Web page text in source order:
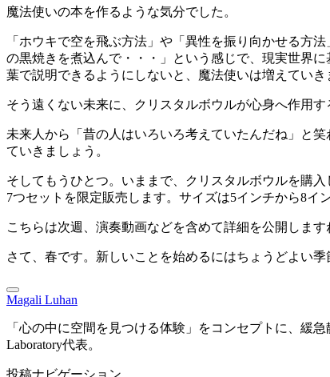
魔法使いの本を作るような気分でした。
「ホウキで空を飛ぶ方法」や「異性を振り向かせる方
の黒焼きを煮込んで・・・」という感じで、現実世界
葉で説明できるようにしないと、魔法使いは増えていき
そう遠くない未来に、クリスタルボウルが心身へ作用
未来人から「昔の人はいろいろ考えていたんだね」と
ていきましょう。
そしてもうひとつ。いままで、クリスタルボウルを購
7つセットを限定販売します。サイズは5インチから8イ
こちらは次週、演奏動画などを含めて詳細を公開します
さて、春です。新しいことを始めるにはちょうどよい季
Magali Luhan
「心の中に空間を見つける体験」をコンセプトに、緩
Laboratory代表。